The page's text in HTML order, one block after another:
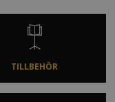
TILLBEHÖR